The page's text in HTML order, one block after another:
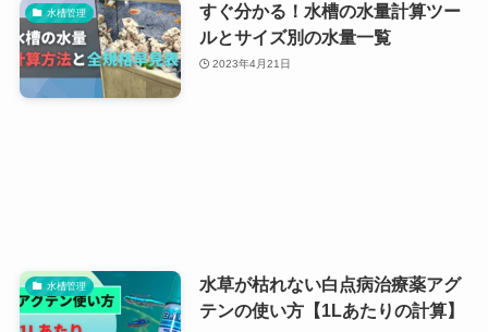
水槽管理
すぐ分かる！水槽の水量計算ツー
ルとサイズ別の水量一覧
2023年4月21日
水槽管理
水草が枯れない白点病治療薬アグ
テンの使い方【1Lあたりの計算】